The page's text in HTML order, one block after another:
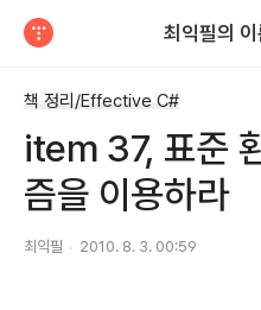
최익필의
책 정리/Effective C#
item 37, 표준
즘을 이용하라
최익필 2010. 8. 3. 00:59